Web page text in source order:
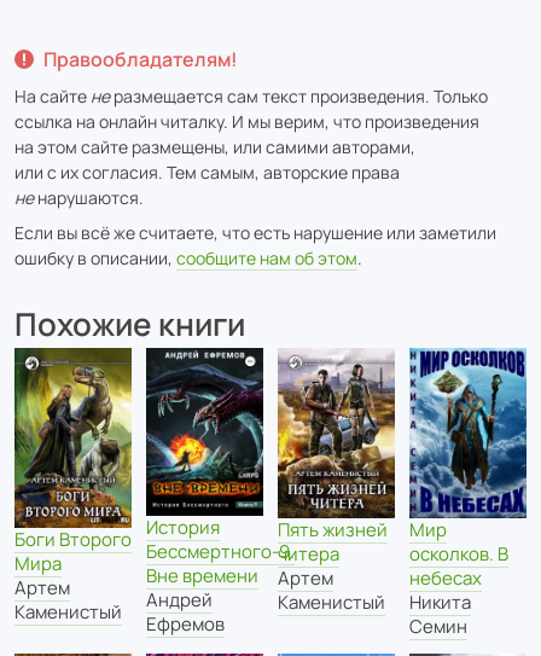
Правообладателям!
На сайте неразмещается сам текст произведения. Только
ссылка на онлайн читалку. И мы верим, что произведения
на этом сайте размещены, или самими авторами,
или с их согласия. Тем самым, авторские права
ненарушаются.
Если вы всё же считаете, что есть нарушение или заметили
ошибку в описании, сообщите нам об этом.
Похожие книги
Боги Второго
Мира
Артем
Каменистый
История
Бессмертного-9.
Вне времени
Андрей
Ефремов
Пять жизней
читера
Артем
Каменистый
Мир
осколков. В
небесах
Никита
Семин